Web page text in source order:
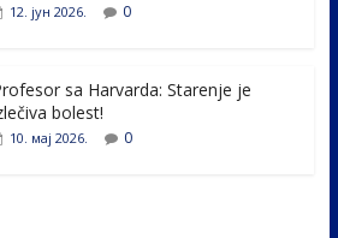
12. јун 2026. 0
sa Harvarda: Starenje je
bolest!
10. мај 2026. 0